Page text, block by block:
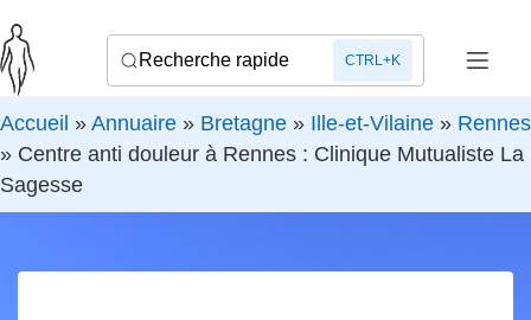
Recherche rapide CTRL+K
Accueil » Annuaire » Bretagne » Ille-et-Vilaine » Rennes
» Centre anti douleur à Rennes : Clinique Mutualiste La
Sagesse